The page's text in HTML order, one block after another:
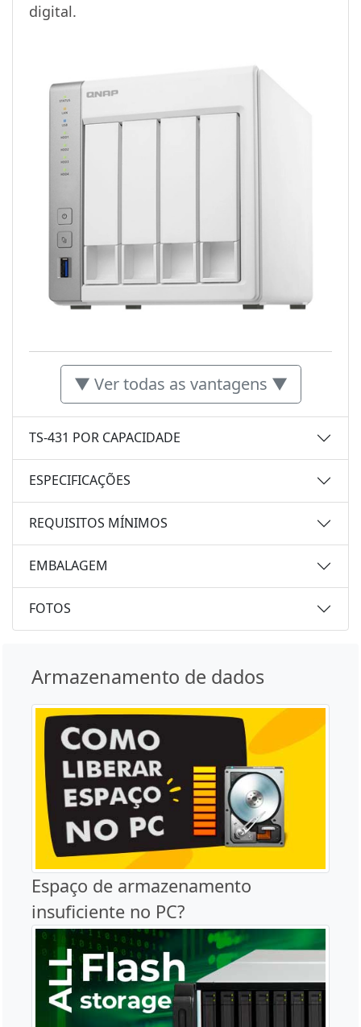
digital.
▼ Ver todas as vantagens ▼
TS-431 POR CAPACIDADE
ESPECIFICAÇÕES
REQUISITOS MÍNIMOS
EMBALAGEM
FOTOS
Armazenamento de dados
Espaço de armazenamento
insuficiente no PC?